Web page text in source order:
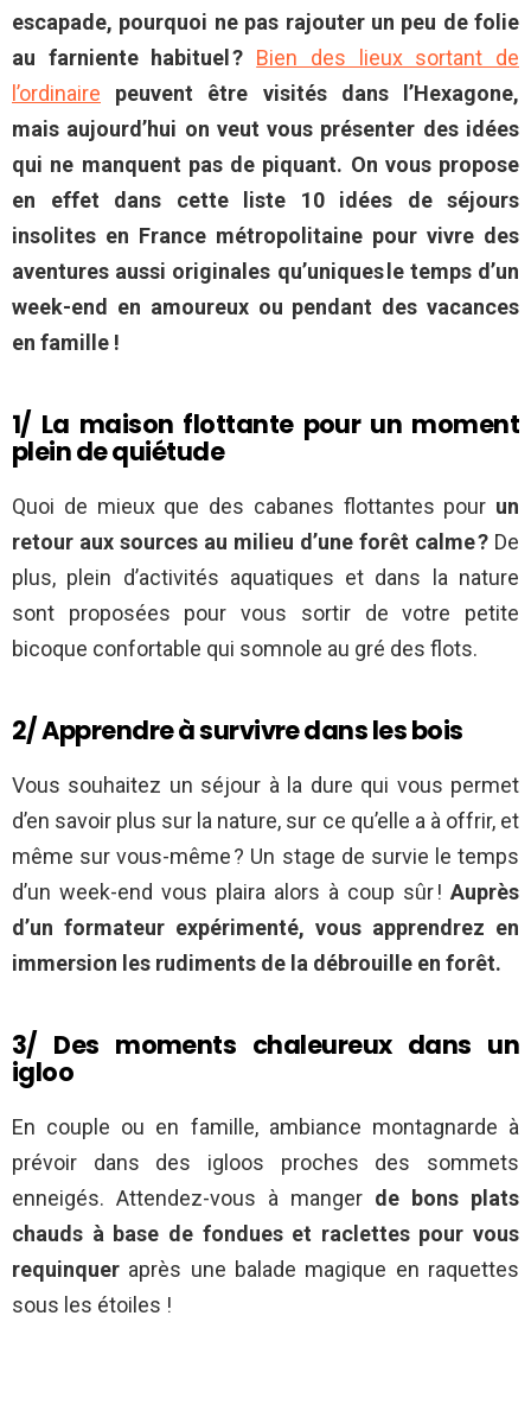
escapade, pourquoi ne pas rajouter un peu de folie
au farniente habituel ? Bien des lieux sortant de
l’ordinaire peuvent être visités dans l’Hexagone,
mais aujourd’hui on veut vous présenter des idées
qui ne manquent pas de piquant. On vous propose
en effet dans cette liste 10 idées de séjours
insolites en France métropolitaine pour vivre des
aventures aussi originales qu’uniques le temps d’un
week-end en amoureux ou pendant des vacances
en famille !
1/ La maison flottante pour un moment
plein de quiétude
Quoi de mieux que des cabanes flottantes pour un
retour aux sources au milieu d’une forêt calme ? De
plus, plein d’activités aquatiques et dans la nature
sont proposées pour vous sortir de votre petite
bicoque confortable qui somnole au gré des flots.
2/ Apprendre à survivre dans les bois
Vous souhaitez un séjour à la dure qui vous permet
d’en savoir plus sur la nature, sur ce qu’elle a à offrir, et
même sur vous-même ? Un stage de survie le temps
d’un week-end vous plaira alors à coup sûr ! Auprès
d’un formateur expérimenté, vous apprendrez en
immersion les rudiments de la débrouille en forêt.
3/ Des moments chaleureux dans un
igloo
En couple ou en famille, ambiance montagnarde à
prévoir dans des igloos proches des sommets
enneigés. Attendez-vous à manger de bons plats
chauds à base de fondues et raclettes pour vous
requinquer après une balade magique en raquettes
sous les étoiles !